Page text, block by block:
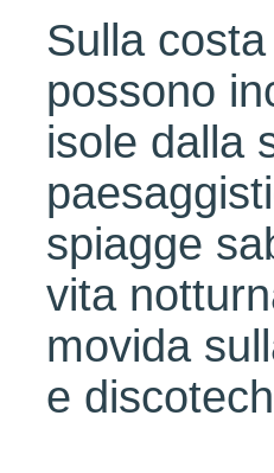
Sulla
possono
isole dalla
spiagge
vita
movida
e